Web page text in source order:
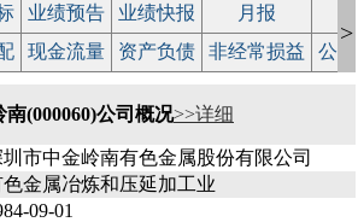
业绩预告 业绩快报 月报
现金流量 资产负债 非经常损益 公
>
南(000060)公司概况>>详细
市中金岭南有色金属股份有限公司
色金属冶炼和压延加工业
09-01